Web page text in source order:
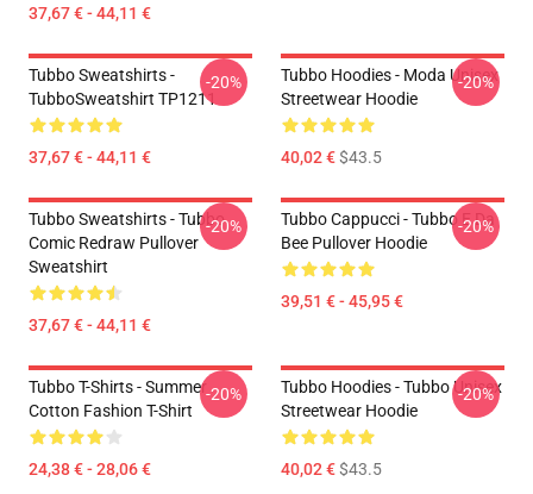
37,67 € - 44,11 €
Tubbo Sweatshirts -
TubboSweatshirt TP1211
37,67 € - 44,11 €
-20%
Tubbo Hoodies - Moda Unisex
Streetwear Hoodie
40,02 €$43.5
-20%
Tubbo Sweatshirts - Tubbo
Comic Redraw Pullover
Sweatshirt
37,67 € - 44,11 €
-20%
Tubbo Cappucci - Tubbo E Da
Bee Pullover Hoodie
39,51 € - 45,95 €
-20%
Tubbo T-Shirts - Summer
Cotton Fashion T-Shirt
24,38 € - 28,06 €
-20%
Tubbo Hoodies - Tubbo Unisex
Streetwear Hoodie
40,02 €$43.5
-20%